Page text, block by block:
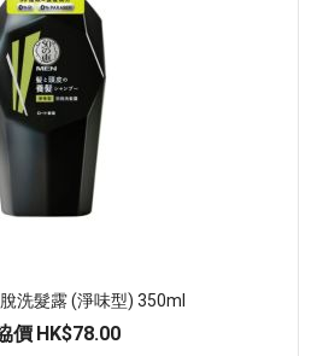
洗髮露 (淨味型) 350ml
價 HK$78.00